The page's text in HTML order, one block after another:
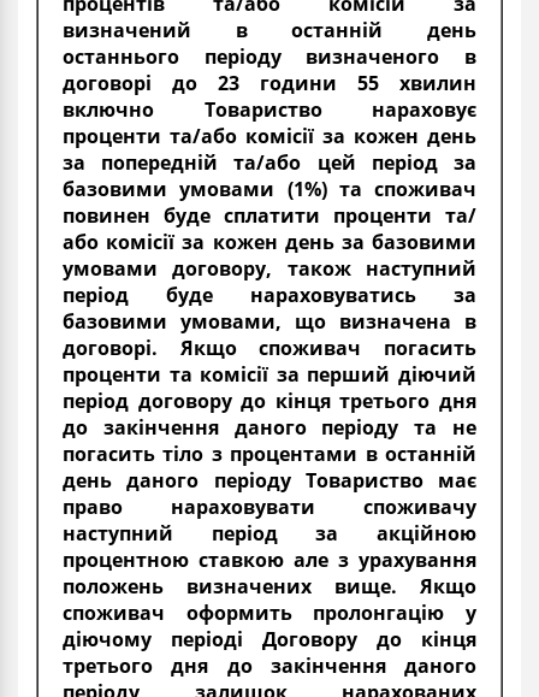
визначений в останній день
останнього періоду визначеного в
договорі до 23 години 55 хвилин
включно Товариство нараховує
проценти та/або комісії за кожен день
за попередній та/або цей період за
базовими умовами (1%) та споживач
повинен буде сплатити проценти та/
або комісії за кожен день за базовими
умовами договору, також наступний
період буде нараховуватись за
базовими умовами, що визначена в
договорі. Якщо споживач погасить
проценти та комісії за перший діючий
період договору до кінця третього дня
до закінчення даного періоду та не
погасить тіло з процентами в останній
день даного періоду Товариство має
право нараховувати споживачу
наступний період за акційною
процентною ставкою але з урахування
положень визначених вище. Якщо
споживач оформить пролонгацію у
діючому періоді Договору до кінця
третього дня до закінчення даного